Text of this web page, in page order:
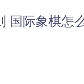
国际象棋怎